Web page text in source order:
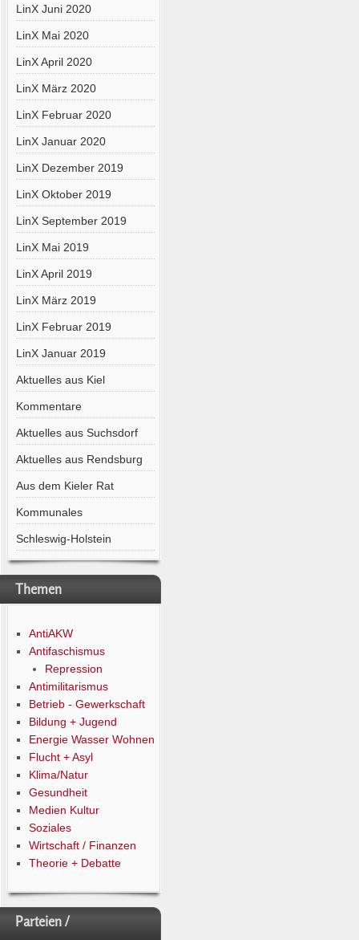
LinX Juni 2020
LinX Mai 2020
LinX April 2020
LinX März 2020
LinX Februar 2020
LinX Januar 2020
LinX Dezember 2019
LinX Oktober 2019
LinX September 2019
LinX Mai 2019
LinX April 2019
LinX März 2019
LinX Februar 2019
LinX Januar 2019
Aktuelles aus Kiel
Kommentare
Aktuelles aus Suchsdorf
Aktuelles aus Rendsburg
Aus dem Kieler Rat
Kommunales
Schleswig-Holstein
Themen
AntiAKW
Antifaschismus
Repression
Antimilitarismus
Betrieb - Gewerkschaft
Bildung + Jugend
Energie Wasser Wohnen
Flucht + Asyl
Klima/Natur
Gesundheit
Medien Kultur
Soziales
Wirtschaft / Finanzen
Theorie + Debatte
Parteien /